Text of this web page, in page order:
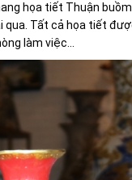
họa tiết Thuận
Tất cả họa tiết
làm việc...